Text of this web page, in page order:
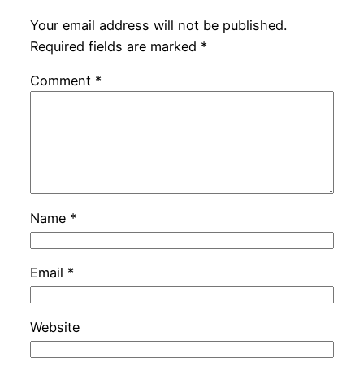
Your email address will not be published.
Required fields are marked *
Comment *
Name *
Email *
Website